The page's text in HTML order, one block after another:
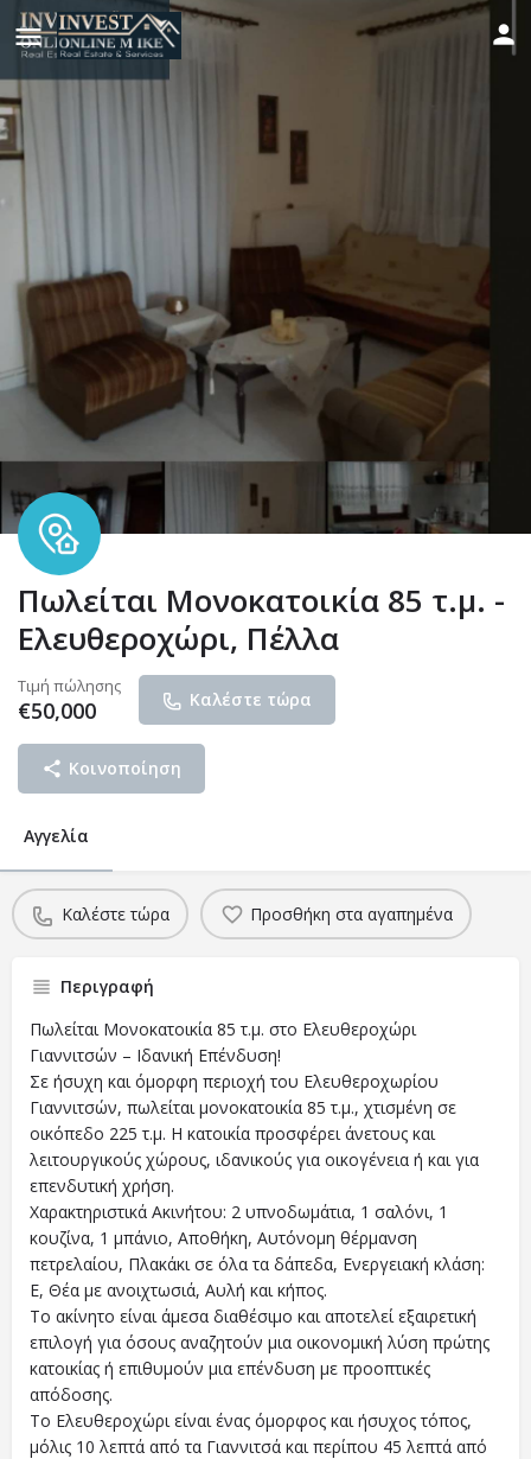
Πωλείται Μονοκατοικία 85 τ.μ. -
Ελευθεροχώρι, Πέλλα
Τιμή πώλησης
€50,000 Καλέστε τώρα
Κοινοποίηση
Αγγελία
Καλέστε τώρα Προσθήκη στα αγαπημένα
Περιγραφή
Πωλείται Μονοκατοικία 85 τ.μ. στο Ελευθεροχώρι
Γιαννιτσών – Ιδανική Επένδυση!
Σε ήσυχη και όμορφη περιοχή του Ελευθεροχωρίου
Γιαννιτσών, πωλείται μονοκατοικία 85 τ.μ., χτισμένη σε
οικόπεδο 225 τ.μ. Η κατοικία προσφέρει άνετους και
λειτουργικούς χώρους, ιδανικούς για οικογένεια ή και για
επενδυτική χρήση.
Χαρακτηριστικά Ακινήτου: 2 υπνοδωμάτια, 1 σαλόνι, 1
κουζίνα, 1 μπάνιο, Αποθήκη, Αυτόνομη θέρμανση
πετρελαίου, Πλακάκι σε όλα τα δάπεδα, Ενεργειακή κλάση:
Ε, Θέα με ανοιχτωσιά, Αυλή και κήπος.
Το ακίνητο είναι άμεσα διαθέσιμο και αποτελεί εξαιρετική
επιλογή για όσους αναζητούν μια οικονομική λύση πρώτης
κατοικίας ή επιθυμούν μια επένδυση με προοπτικές
απόδοσης.
Το Ελευθεροχώρι είναι ένας όμορφος και ήσυχος τόπος,
μόλις 10 λεπτά από τα Γιαννιτσά και περίπου 45 λεπτά από